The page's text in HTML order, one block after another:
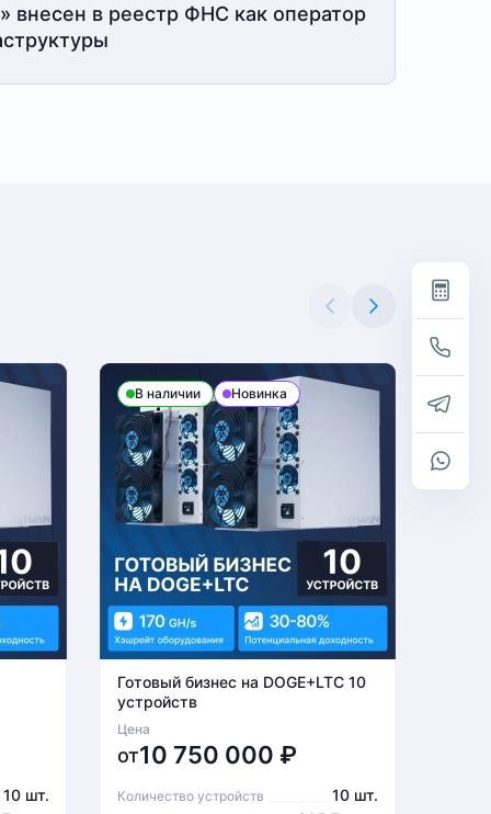
внесен в реестр ФНС как оператор
10 шт.
В наличии Новинка
Готовый бизнес на DOGE+LTC 10
устройств
Цена
от10 750 000 ₽
Количество устройств 10 шт.